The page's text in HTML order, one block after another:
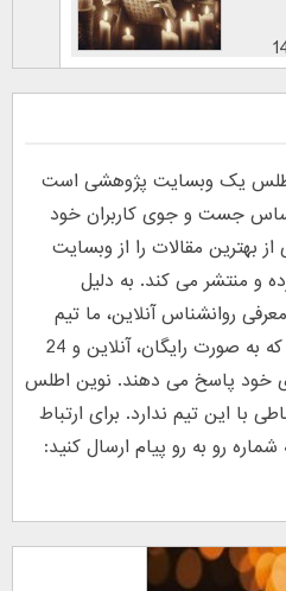
یک وبسایت پژوهشی است
جست و جوی کاربران خود
بهترین مقالات را از وبسایت
و منتشر می کند. به دلیل
روانشناس آنلاین، ما تیم
نوین بینش را معرفی می کنیم که به صورت رایگان، آنلاین و 24
خود پاسخ می دهند. نوین اطلس
این تیم ندارد. برای ارتباط
رو به رو پیام ارسال کنید: